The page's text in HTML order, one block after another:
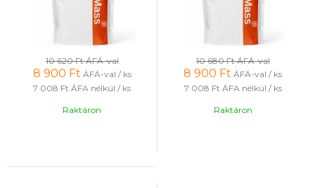
10 620 FtÁFÁ-val
8 900 Ft ÁFÁ-val / ks
7 008 Ft ÁFA nélkül / ks
Raktáron
10 680 FtÁFÁ-val
8 900 Ft ÁFÁ-val / ks
7 008 Ft ÁFA nélkül / ks
Raktáron